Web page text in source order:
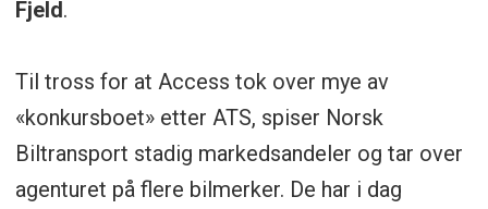
Fjeld.
Til tross for at Access tok over mye av
«konkursboet» etter ATS, spiser Norsk
Biltransport stadig markedsandeler og tar over
agenturet på flere bilmerker. De har i dag